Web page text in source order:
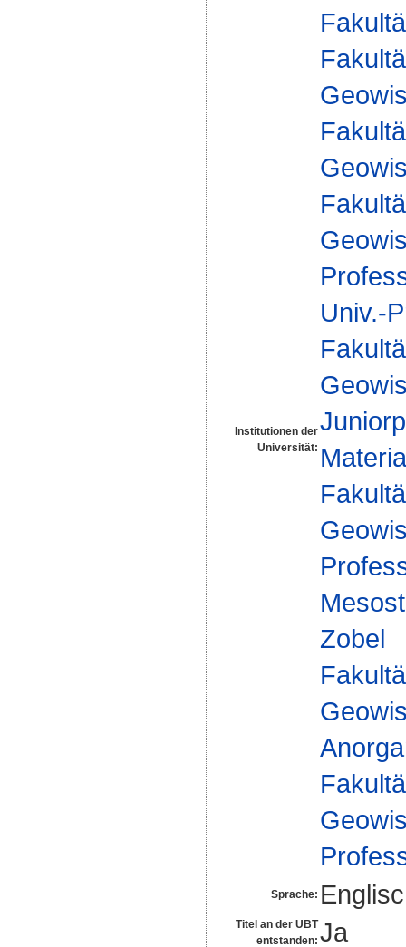
Institutionen der
Universität:
Univ.-
Zobel
Sprache:
Titel an der UBT
entstanden: Ja